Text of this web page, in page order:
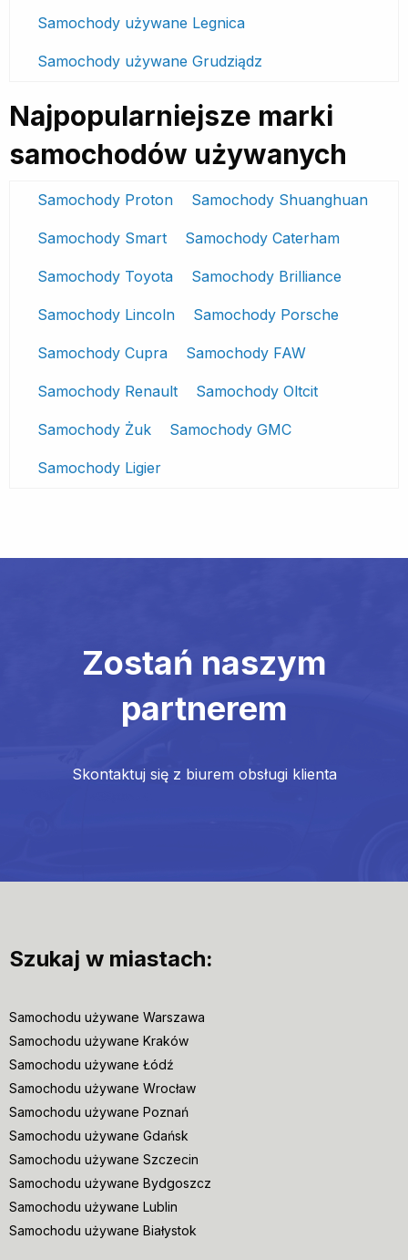
Samochody używane Legnica
Samochody używane Grudziądz
Najpopularniejsze marki
samochodów używanych
Samochody Proton Samochody Shuanghuan
Samochody Smart Samochody Caterham
Samochody Toyota Samochody Brilliance
Samochody Lincoln Samochody Porsche
Samochody Cupra Samochody FAW
Samochody Renault Samochody Oltcit
Samochody Żuk Samochody GMC
Samochody Ligier
Zostań naszym
partnerem
Skontaktuj się z biurem obsługi klienta
Szukaj w miastach:
Samochodu używane Warszawa
Samochodu używane Kraków
Samochodu używane Łódź
Samochodu używane Wrocław
Samochodu używane Poznań
Samochodu używane Gdańsk
Samochodu używane Szczecin
Samochodu używane Bydgoszcz
Samochodu używane Lublin
Samochodu używane Białystok